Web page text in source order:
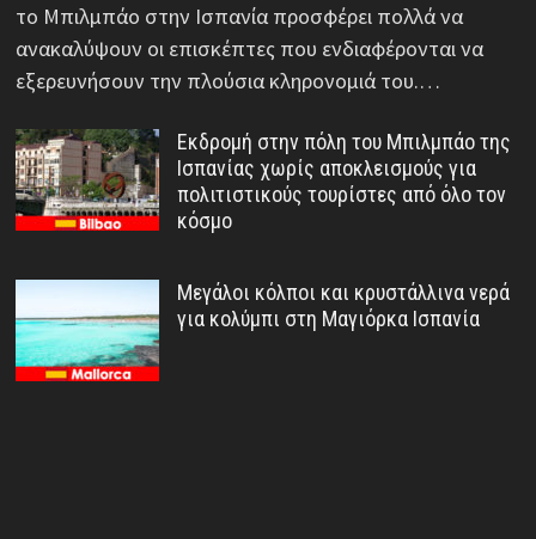
το Μπιλμπάο στην Ισπανία προσφέρει πολλά να
ανακαλύψουν οι επισκέπτες που ενδιαφέρονται να
εξερευνήσουν την πλούσια κληρονομιά του.…
Εκδρομή στην πόλη του Μπιλμπάο της
Ισπανίας χωρίς αποκλεισμούς για
πολιτιστικούς τουρίστες από όλο τον
κόσμο
Μεγάλοι κόλποι και κρυστάλλινα νερά
για κολύμπι στη Μαγιόρκα Ισπανία